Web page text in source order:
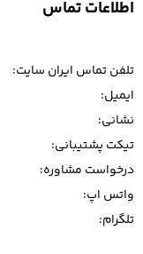
اطلاعات تماس
تلفن تماس ایران سایت:
ایمیل:
نشانی:
تیکت پشتیبانی:
درخواست مشاوره:
واتس اپ:
تلگرام: